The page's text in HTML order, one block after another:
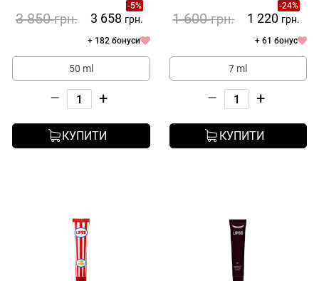
-5%
3 850грн. 3 658 грн.
+ 182 бонуси
50 ml
– +
КУПИТИ
-24%
1 600грн. 1 220 грн.
+ 61 бонус
7 ml
– +
КУПИТИ